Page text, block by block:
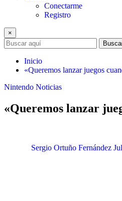
Conectarme
Registro
×
Inicio
«Queremos lanzar juegos
Nintendo Noticias
«Queremos lanzar
Sergio Ortuño Fernández